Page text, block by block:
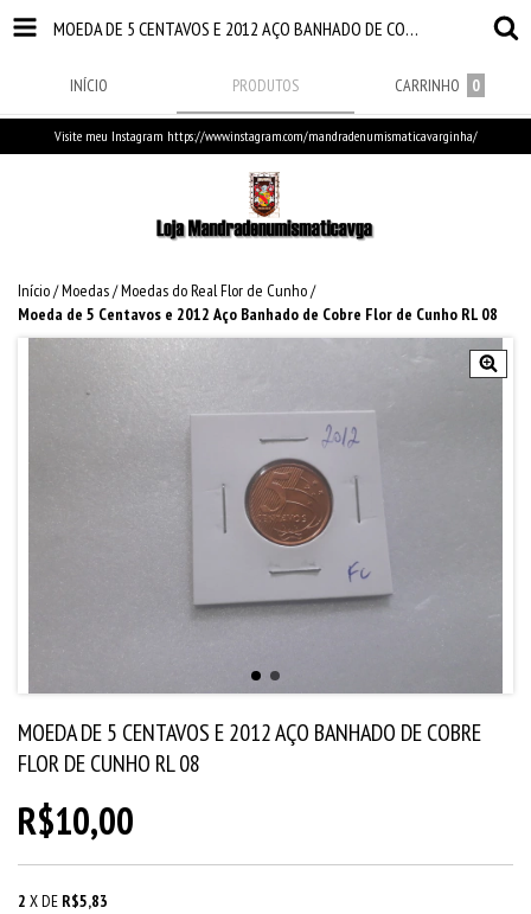
MOEDA DE 5 CENTAVOS E 2012 AÇO BANHADO DE COBRE FLOR DE CUNHO RL 08
INÍCIO PRODUTOS CARRINHO 0
Visite meu Instagram https://www.instagram.com/mandradenumismaticavarginha/
Início/Moedas/Moedas do Real Flor de Cunho/
Moeda de 5 Centavos e 2012 Aço Banhado de Cobre Flor de Cunho RL 08
MOEDA DE 5 CENTAVOS E 2012 AÇO BANHADO DE COBRE
FLOR DE CUNHO RL 08
R$10,00
2 X DE R$5,83